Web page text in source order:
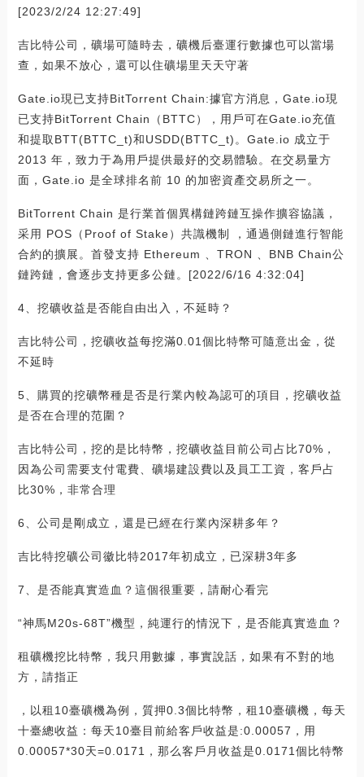
[2023/2/24 12:27:49]
吉比特公司，礦場可隨時去，礦機后臺運行數據也可以當場
查，如果不放心，還可以住礦場里天天守著
Gate.io現已支持BitTorrent Chain:據官方消息，Gate.io現
已支持BitTorrent Chain（BTTC），用戶可在Gate.io充值
和提取BTT(BTTC_t)和USDD(BTTC_t)。Gate.io 成立于
2013 年，致力于為用戶提供最好的交易體驗。在交易量方
面，Gate.io 是全球排名前 10 的加密資產交易所之一。
BitTorrent Chain 是行業首個異構鏈跨鏈互操作擴容協議，
采用 POS（Proof of Stake）共識機制 ，通過側鏈進行智能
合約的擴展。首發支持 Ethereum 、TRON 、BNB Chain公
鏈跨鏈，會逐步支持更多公鏈。[2022/6/16 4:32:04]
4、挖礦收益是否能自由出入，不延時？
吉比特公司，挖礦收益每挖滿0.01個比特幣可隨意出金，從
不延時
5、購買的挖礦幣種是否是行業內較為認可的項目，挖礦收益
是否在合理的范圍？
吉比特公司，挖的是比特幣，挖礦收益目前公司占比70%，
因為公司需要支付電費、礦場建設費以及員工工資，客戶占
比30%，非常合理
6、公司是剛成立，還是已經在行業內深耕多年？
吉比特挖礦公司徽比特2017年初成立，已深耕3年多
7、是否能真實造血？這個很重要，請耐心看完
“神馬M20s-68T”機型，純運行的情況下，是否能真實造血？
租礦機挖比特幣，我只用數據，事實說話，如果有不對的地
方，請指正
，以租10臺礦機為例，質押0.3個比特幣，租10臺礦機，每天
十臺總收益：每天10臺目前給客戶收益是:0.00057，用
0.00057*30天=0.0171，那么客戶月收益是0.0171個比特幣